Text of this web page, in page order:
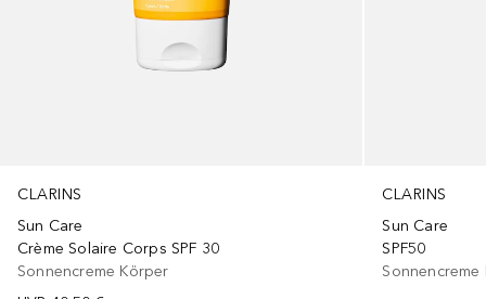
CLARINS
Sun Care
Crème Solaire Corps SPF 30
Sonnencreme Körper
CLARINS
Sun Care
SPF50
Sonnencreme